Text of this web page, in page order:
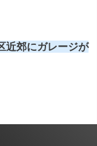
近郊にガレージが